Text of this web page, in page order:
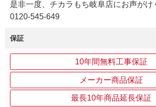
是非一度、チカラもち岐阜店にお声がけ
0120-545-649
保証
10年間無料工事保証
メーカー商品保証
最長10年商品延長保証